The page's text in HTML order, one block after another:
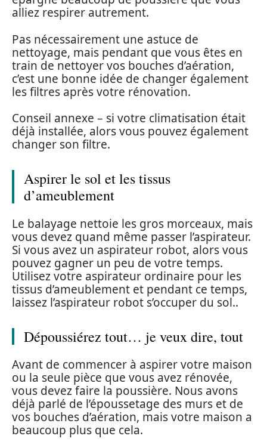
alliez respirer autrement.
Pas nécessairement une astuce de
nettoyage, mais pendant que vous êtes en
train de nettoyer vos bouches d’aération,
c’est une bonne idée de changer également
les filtres après votre rénovation.
Conseil annexe – si votre climatisation était
déjà installée, alors vous pouvez également
changer son filtre.
Aspirer le sol et les tissus
d’ameublement
Le balayage nettoie les gros morceaux, mais
vous devez quand même passer l’aspirateur.
Si vous avez un aspirateur robot, alors vous
pouvez gagner un peu de votre temps.
Utilisez votre aspirateur ordinaire pour les
tissus d’ameublement et pendant ce temps,
laissez l’aspirateur robot s’occuper du sol..
Dépoussiérez tout… je veux dire, tout
Avant de commencer à aspirer votre maison
ou la seule pièce que vous avez rénovée,
vous devez faire la poussière. Nous avons
déjà parlé de l’époussetage des murs et de
vos bouches d’aération, mais votre maison a
beaucoup plus que cela.